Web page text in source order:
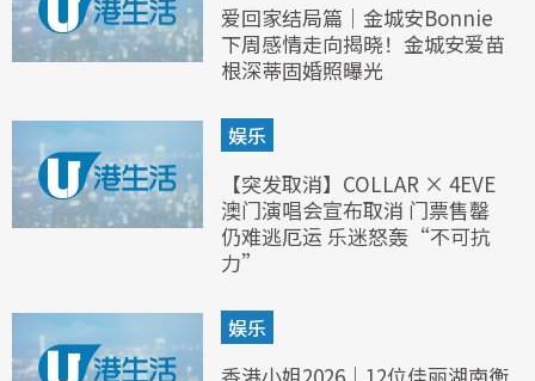
爱回家结局篇｜金城安Bonnie
下周感情走向揭晓！金城安爱苗
根深蒂固婚照曝光
娱乐
【突发取消】COLLAR × 4EVE
澳门演唱会宣布取消 门票售罄
仍难逃厄运 乐迷怒轰“不可抗
力”
娱乐